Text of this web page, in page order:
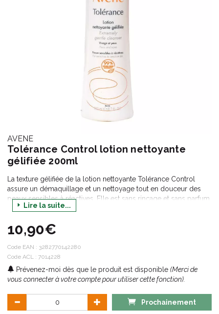
AVENE
Tolérance Control lotion nettoyante
gélifiée 200ml
La texture gélifiée de la lotion nettoyante Tolérance Control
assure un démaquillage et un nettoyage tout en douceur des
peaux sensibles à réactives. Elle est sans rinçage et sans parfum
et nettoie parfaitement le visage, les yeux et les lèvres.
Lire la suite...
10,90€
Code EAN : 3282770142280
Code ACL : 7014228
Prévenez-moi dès que le produit est disponible (Merci de
vous connecter à votre compte pour utiliser cette fonction).
Prochainement